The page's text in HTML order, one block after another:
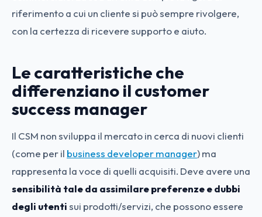
riferimento a cui un cliente si può sempre rivolgere,
con la certezza di ricevere supporto e aiuto.
Le caratteristiche che
differenziano il customer
success manager
Il CSM non sviluppa il mercato in cerca di nuovi clienti
(come per il business developer manager) ma
rappresenta la voce di quelli acquisiti. Deve avere una
sensibilità tale da assimilare preferenze e dubbi
degli utentisui prodotti/servizi, che possono essere